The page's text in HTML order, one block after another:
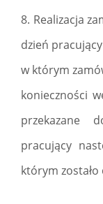
8. Realizacja
dzień
w którym
konieczności
przekazane
pracujący
którym